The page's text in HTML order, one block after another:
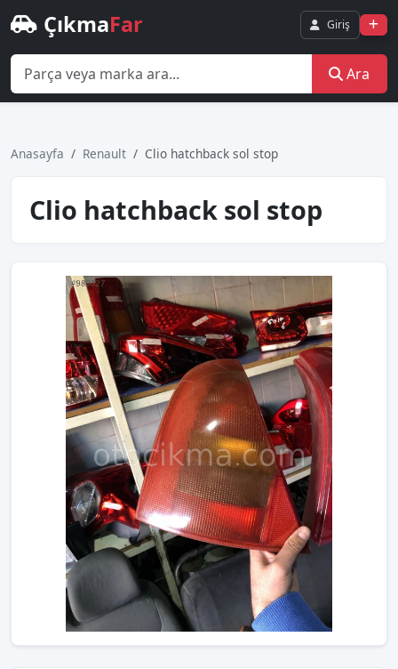
ÇıkmaFar Giriş
Ara
Anasayfa Renault Clio hatchback sol stop
Clio hatchback sol stop